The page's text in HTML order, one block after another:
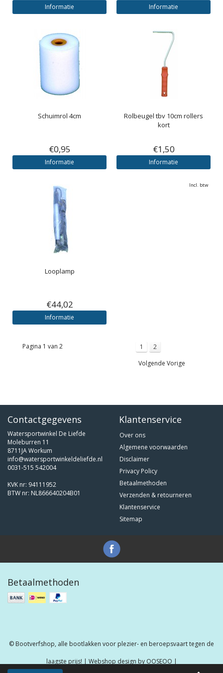
Informatie Informatie
Schuimrol 4cm
€0,95
Informatie
Rolbeugel tbv 10cm rollers
kort
€1,50
Informatie
Looplamp
€44,02
Informatie
Incl. btw
Pagina 1 van 2 1
2
Volgende Vorige
Contactgegevens
Watersportwinkel De Liefde
Moleburren 11
8711JA Workum
info@watersportwinkeldeliefde.nl
0031-515 542004
KVK nr: 94111952
BTW nr: NL866640204B01
Klantenservice
Over ons
Algemene voorwaarden
Disclaimer
Privacy Policy
Betaalmethoden
Verzenden & retourneren
Klantenservice
Sitemap
Betaalmethoden
© Bootverfshop, alle bootlakken voor plezier- en beroepsvaart tegen de
laagste prijs! | Webshop design by OOSEOO |